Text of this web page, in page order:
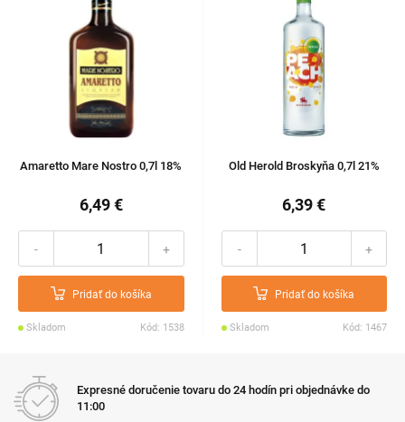
Amaretto Mare Nostro 0,7l 18%
6,49 €
- +
Pridať do košíka
Skladom Kód: 1538
Old Herold Broskyňa 0,7l 21%
6,39 €
- +
Pridať do košíka
Skladom Kód: 1467
Expresné doručenie tovaru do 24 hodín pri objednávke do
11:00